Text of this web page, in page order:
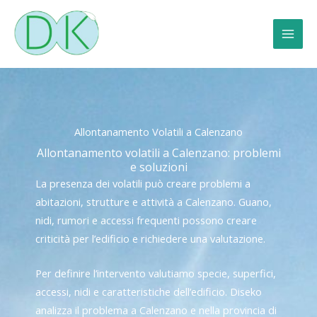
contenuto
Allontanamento Volatili a Calenzano
Allontanamento volatili a Calenzano: problemi
e soluzioni
La presenza dei volatili può creare problemi a
abitazioni, strutture e attività a Calenzano. Guano,
nidi, rumori e accessi frequenti possono creare
criticità per l’edificio e richiedere una valutazione.
Per definire l’intervento valutiamo specie, superfici,
accessi, nidi e caratteristiche dell’edificio. Diseko
analizza il problema a Calenzano e nella provincia di